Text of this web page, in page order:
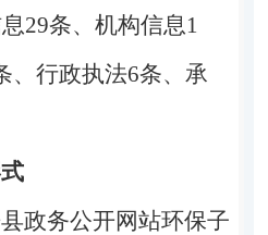
29条、机构信息1
、行政执法6条、承
政务公开网站环保子